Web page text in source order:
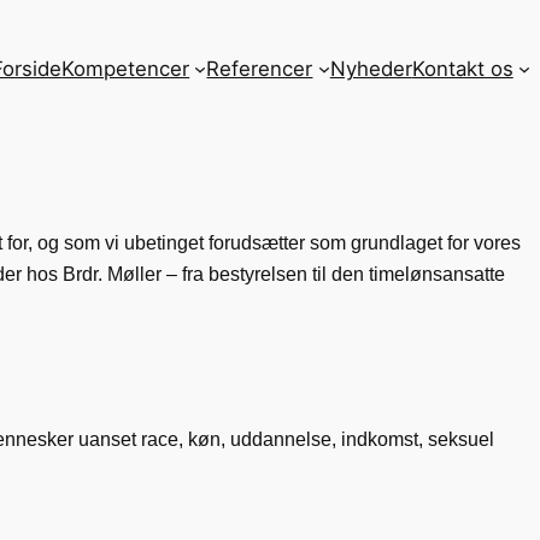
Kompetencer Referencer NyhederKontakt os
og som vi ubetinget forudsætter som grundlaget for vores
hos Brdr. Møller – fra bestyrelsen til den timelønsansatte
uanset race, køn, uddannelse, indkomst, seksuel